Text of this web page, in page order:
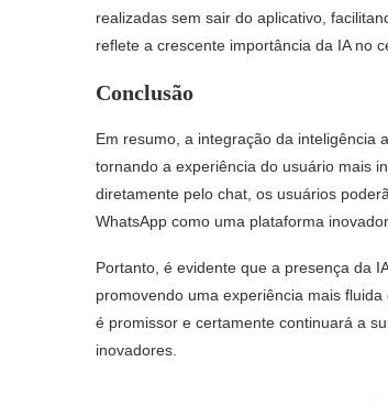
realizadas sem sair do aplicativo,
reflete a crescente importância da IA no
Conclusão
Em resumo, a integração da inteligência
tornando a experiência do usuário mais
diretamente pelo chat, os usuários
WhatsApp como uma plataforma
Portanto, é evidente que a presença da
promovendo uma experiência mais
é promissor e certamente continuará a
inovadores.